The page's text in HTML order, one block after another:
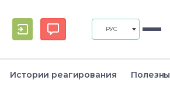
РУС
Истории реагирования